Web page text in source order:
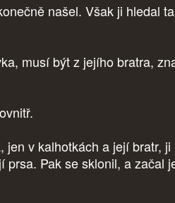
našel. Však ji hledal
musí být z jejího bratra,
jen v kalhotkách a její bratr, ji
prsa. Pak se sklonil, a začal